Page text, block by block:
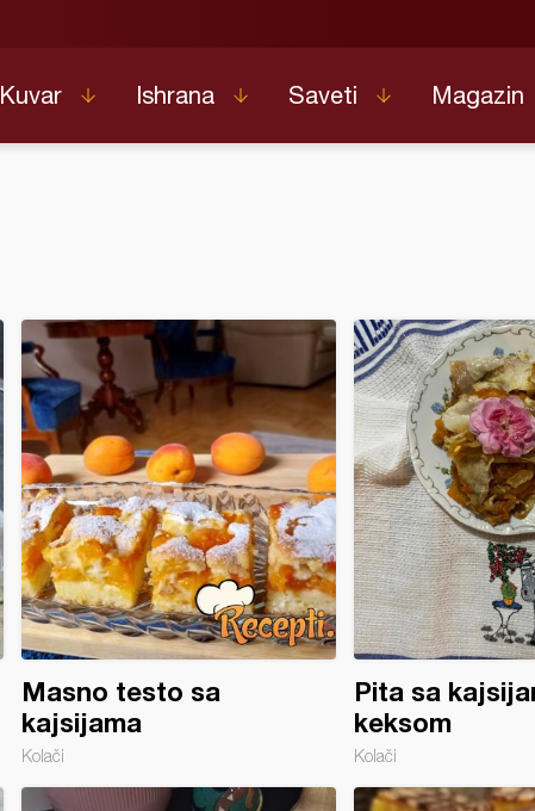
Kuvar Ishrana Saveti Magazin
Masno testo sa
kajsijama
Kolači
Pita sa
keksom
Kolači